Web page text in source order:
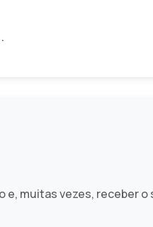
.
e, muitas vezes, receber